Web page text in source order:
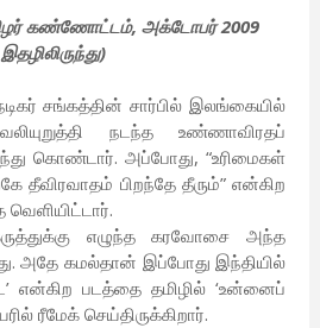
கண்ணோட்டம், அக்டோபர் 2009
இதழிலிருந்து)
சங்கத்தின் சார்பில் இலங்கையில்
நடந்த உண்ணாவிரதப்
கொண்டார். அப்போது, “உரிமைகள்
தீவிரவாதம் பிறந்தே தீரும்” என்கிற
எழுந்த கரவோசை அந்த
அதே கமல்தான் இப்போது இந்தியில்
என்கிற படத்தை தமிழில் ‘உன்னைப்
ரீமேக் செய்திருக்கிறார்.